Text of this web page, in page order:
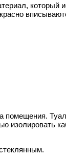
который
изолировать